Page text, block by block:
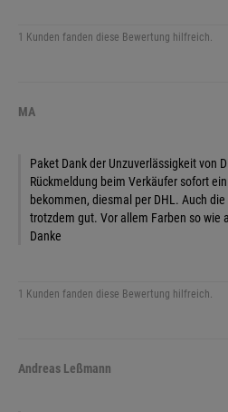
1 Kunden fanden diese Bewertung hilfreich.
MA
Paket Dank der Unzuverlässigkeit von
Rückmeldung beim Verkäufer sofort
bekommen, diesmal per DHL. Auch
trotzdem gut. Vor allem Farben so wie
Danke
1 Kunden fanden diese Bewertung hilfreich.
Andreas Leßmann